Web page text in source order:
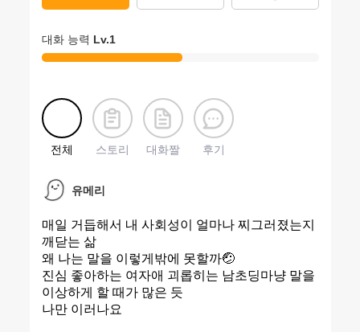
대화 능력 Lv.1
전체 스토리 대화짤 후기
유메리
매일 거듭해서 내 사회성이 얼마나 찌그러졌는지
깨닫는 삶
왜 나는 말을 이렇게밖에 못할까🤕
진심 좋아하는 여자애 괴롭히는 남초딩마냥 말을
이상하게 할 때가 많은 듯
나만 이러나요